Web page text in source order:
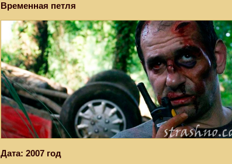
Временная петля
Дата: 2007 год